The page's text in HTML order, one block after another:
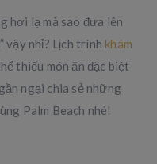
hơi lạ mà sao đưa lên
vậy nhỉ? Lịch trình khám
thiếu món ăn đặc biệt
ngại chia sẻ những
Palm Beach nhé!